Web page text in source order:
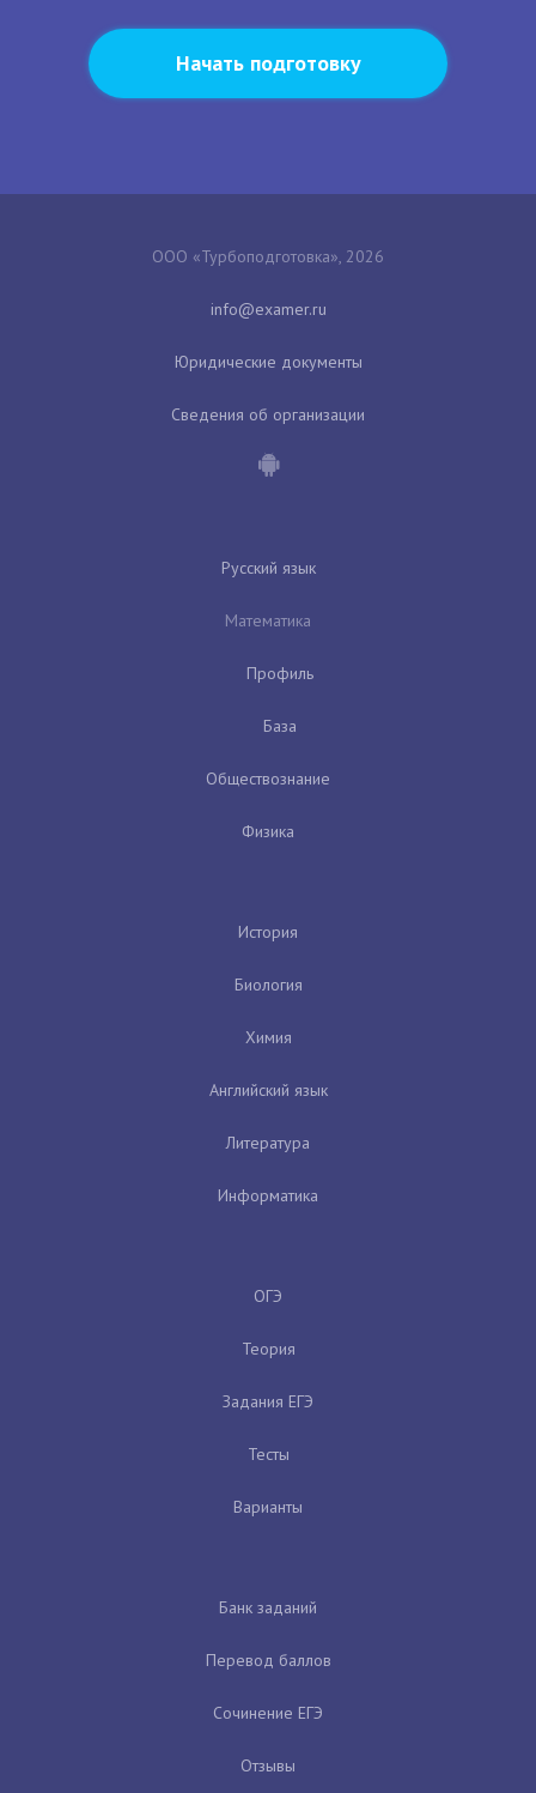
Начать подготовку
ООО «Турбоподготовка», 2026
Юридические документы
Сведения об организации
Русский язык
Математика
Профиль
База
Обществознание
Физика
История
Биология
Химия
Английский язык
Литература
Информатика
ОГЭ
Теория
Задания ЕГЭ
Тесты
Варианты
Банк заданий
Перевод баллов
Сочинение ЕГЭ
Отзывы